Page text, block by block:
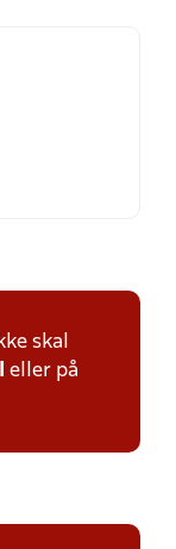
skal
eller på